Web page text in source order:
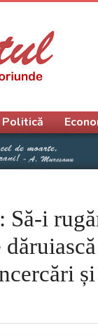
Să-i
Politică